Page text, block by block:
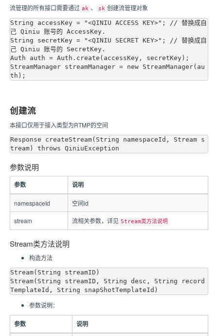
流管理的所有接口需要通过 ak 、 sk 创建流管理对象
String accessKey = "<QINIU ACCESS KEY>"; // 替换成自
己 Qiniu 账号的 AccessKey.
String secretKey = "<QINIU SECRET KEY>"; // 替换成自
己 Qiniu 账号的 SecretKey.
Auth auth = Auth.create(accessKey, secretKey);
StreamManager streamManager = new StreamManager(au
创建流
本接口仅用于接入类型为RTMP的空间
Response createStream(String namespaceId, Stream s
参数说明
参数 说明
namespaceId 空间id
stream 流相关参数，详见 Stream类方法说明
Stream类方法说明
构造方法
Stream(String streamID)
Stream(String streamID, String desc, String record
参数说明：
参数 说明